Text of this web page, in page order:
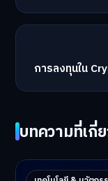
การลงทุนใน
บทความที่เกี่